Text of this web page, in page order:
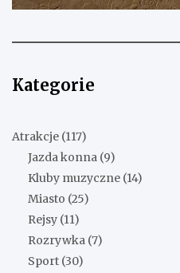
Kategorie
Atrakcje (117)
Jazda konna (9)
Kluby muzyczne (14)
Miasto (25)
Rejsy (11)
Rozrywka (7)
Sport (30)